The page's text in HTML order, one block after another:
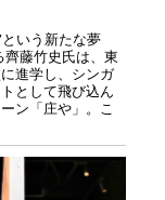
いう新たな夢
齊藤竹史氏は、東
進学し、シンガ
として飛び込ん
ン「庄や」。こ